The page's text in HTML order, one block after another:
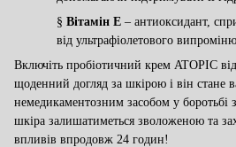
§ Вітамін Е – антиоксидант,
від ультрафіолетового
Включіть пробіотичний крем ATOPIC
щоденний догляд за шкірою і він
немедикаментозним засобом у боротьбі
шкіра залишатиметься зволоженою та
впливів впродовж 24 годин!